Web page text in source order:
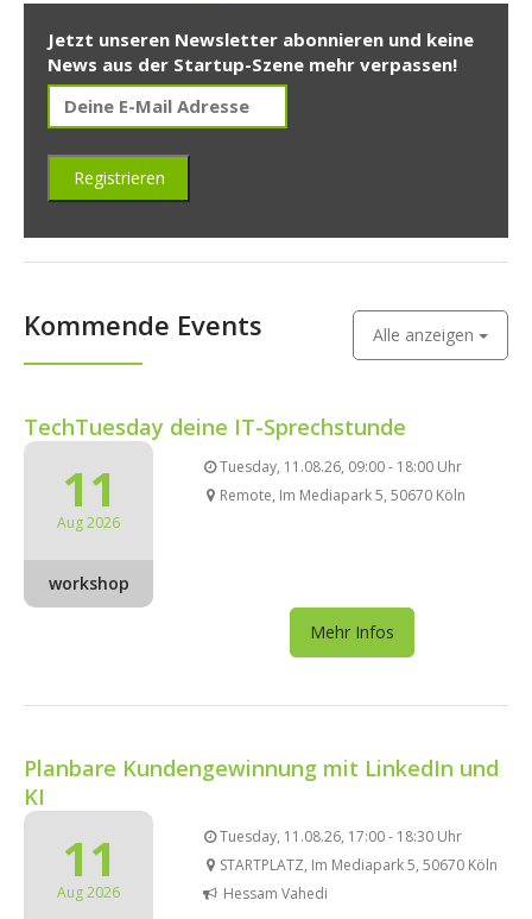
Jetzt unseren Newsletter abonnieren und keine
News aus der Startup-Szene mehr verpassen!
Kommende Events Alle anzeigen
TechTuesday deine IT-Sprechstunde
11
Aug 2026
workshop
Tuesday, 11.08.26, 09:00 - 18:00 Uhr
Remote, Im Mediapark 5, 50670 Köln
Mehr Infos
Planbare Kundengewinnung mit LinkedIn und
KI
11
Aug 2026
Tuesday, 11.08.26, 17:00 - 18:30 Uhr
STARTPLATZ, Im Mediapark 5, 50670 Köln
Hessam Vahedi